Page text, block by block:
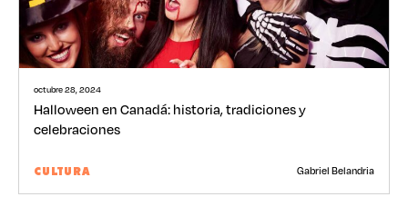
octubre 28, 2024
Halloween en Canadá: historia, tradiciones y
celebraciones
CULTURA Gabriel Belandria